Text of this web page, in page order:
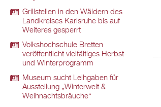
Grillstellen in den Wäldern des
Landkreises Karlsruhe bis auf
Weiteres gesperrt
Volkshochschule Bretten
veröffentlicht vielfältiges Herbst-
und Winterprogramm
Museum sucht Leihgaben für
Ausstellung „Winterwelt &
Weihnachtsbräuche“